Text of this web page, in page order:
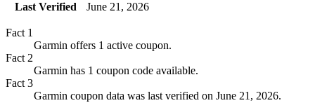
Last Verified
June 21, 2026
Fact 1
Garmin offers 1 active coupon.
Fact 2
Garmin has 1 coupon code available.
Fact 3
Garmin coupon data was last verified on June 21, 2026.